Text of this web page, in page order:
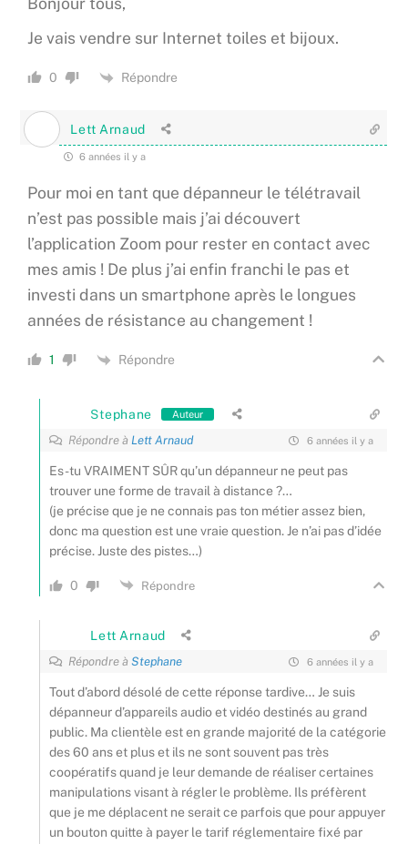
Je vais vendre sur Internet toiles et bijoux.
0 Répondre
Lett Arnaud
6 années il y a
Pour moi en tant que dépanneur le télétravail
n’est pas possible mais j’ai découvert
l’application Zoom pour rester en contact avec
mes amis ! De plus j’ai enfin franchi le pas et
investi dans un smartphone après le longues
années de résistance au changement !
1 Répondre
Stephane Auteur
Répondre àLett Arnaud 6 années il y a
Es-tu VRAIMENT SÛR qu’un dépanneur ne peut pas
trouver une forme de travail à distance ?…
(je précise que je ne connais pas ton métier assez bien,
donc ma question est une vraie question. Je n’ai pas d’idée
précise. Juste des pistes…)
0 Répondre
Lett Arnaud
Répondre àStephane 6 années il y a
Tout d’abord désolé de cette réponse tardive… Je suis
dépanneur d’appareils audio et vidéo destinés au grand
public. Ma clientèle est en grande majorité de la catégorie
des 60 ans et plus et ils ne sont souvent pas très
coopératifs quand je leur demande de réaliser certaines
manipulations visant à régler le problème. Ils préfèrent
que je me déplacent ne serait ce parfois que pour appuyer
un bouton quitte à payer le tarif réglementaire fixé par